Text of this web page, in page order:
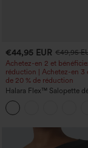
€44,95 EUR €49,95
Achetez-en 2 et
réduction | Achetez-en 3
de 20 % de réduction
Halara Flex™ Salopette
denim lavé à encolure en